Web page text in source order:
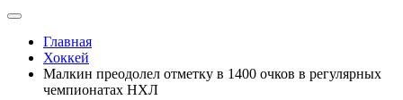
Главная
Хоккей
Малкин преодолел отметку в 1400 очков в регулярных
чемпионатах НХЛ